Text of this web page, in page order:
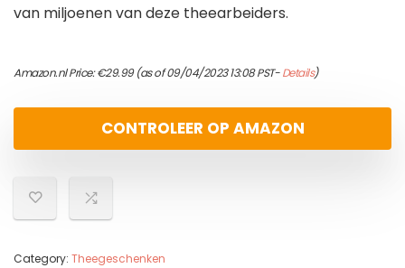
van miljoenen van deze theearbeiders.
Amazon.nl Price:€29.99(as of 09/04/2023 13:08 PST-Details)
CONTROLEER OP AMAZON
Category: Theegeschenken